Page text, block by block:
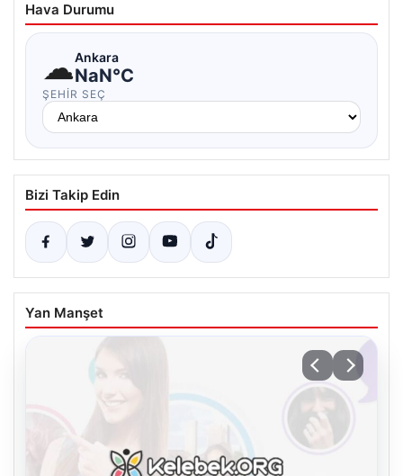
Hava Durumu
☁Ankara
NaN°C
ŞEHIR SEÇ
Bizi Takip Edin
Yan Manşet